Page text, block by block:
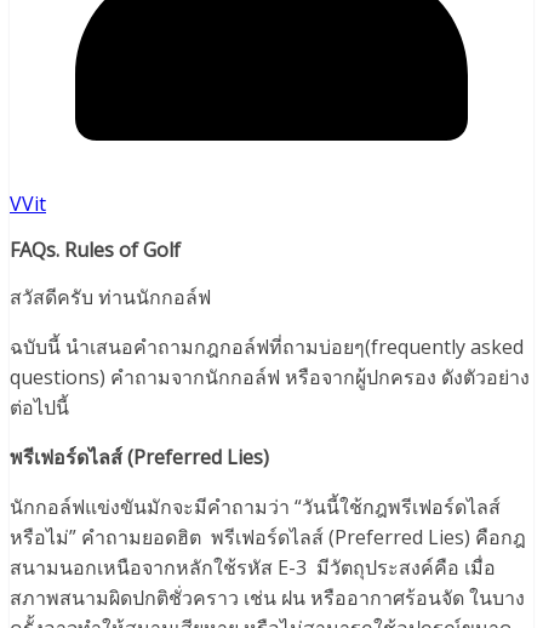
VVit
FAQs. Rules of Golf
สวัสดีครับ ท่านนักกอล์ฟ
ฉบับนี้ นำเสนอคำถามกฎกอล์ฟที่ถามบ่อยๆ(frequently asked
questions) คำถามจากนักกอล์ฟ หรือจากผู้ปกครอง ดังตัวอย่าง
ต่อไปนี้
พรีเฟอร์ดไลส์ (Preferred Lies)
นักกอล์ฟแข่งขันมักจะมีคำถามว่า “วันนี้ใช้กฎพรีเฟอร์ดไลส์
หรือไม่” คำถามยอดฮิต พรีเฟอร์ดไลส์ (Preferred Lies) คือกฎ
สนามนอกเหนือจากหลักใช้รหัส E-3 มีวัตถุประสงค์คือ เมื่อ
สภาพสนามผิดปกติชั่วคราว เช่น ฝน หรืออากาศร้อนจัด ในบาง